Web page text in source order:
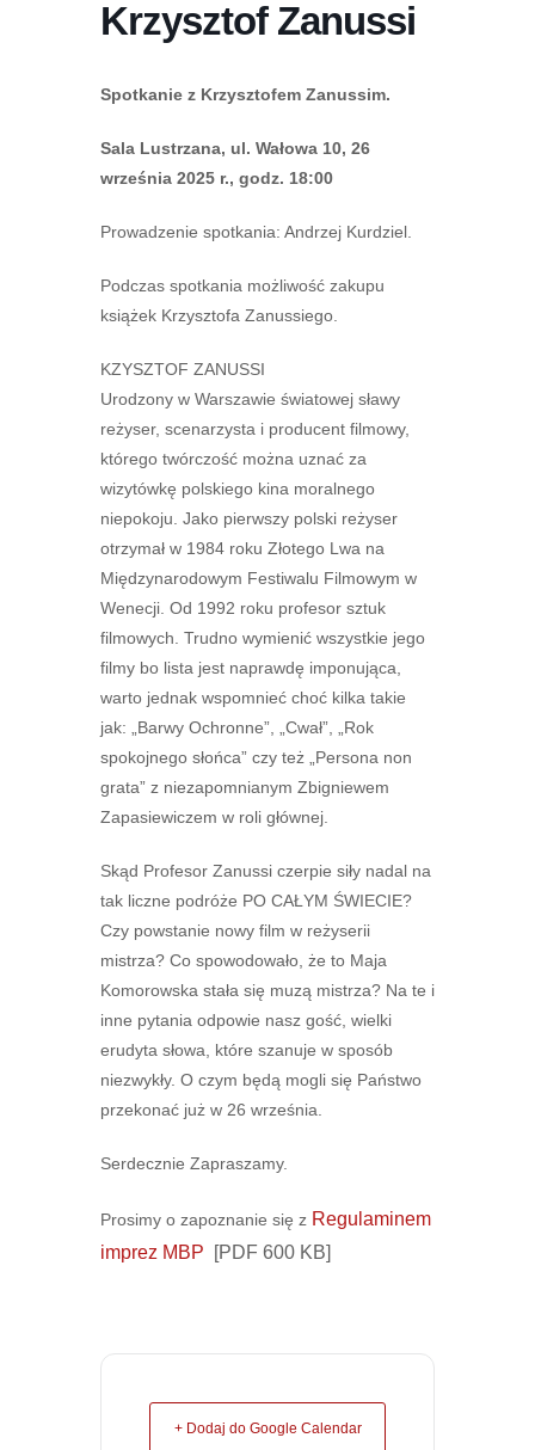
Krzysztof Zanussi
Spotkanie z Krzysztofem Zanussim.
Sala Lustrzana, ul. Wałowa 10, 26
września 2025 r., godz. 18:00
Prowadzenie spotkania: Andrzej Kurdziel.
Podczas spotkania możliwość zakupu
książek Krzysztofa Zanussiego.
KZYSZTOF ZANUSSI
Urodzony w Warszawie światowej sławy
reżyser, scenarzysta i producent filmowy,
którego twórczość można uznać za
wizytówkę polskiego kina moralnego
niepokoju. Jako pierwszy polski reżyser
otrzymał w 1984 roku Złotego Lwa na
Międzynarodowym Festiwalu Filmowym w
Wenecji. Od 1992 roku profesor sztuk
filmowych. Trudno wymienić wszystkie jego
filmy bo lista jest naprawdę imponująca,
warto jednak wspomnieć choć kilka takie
jak: „Barwy Ochronne”, „Cwał”, „Rok
spokojnego słońca” czy też „Persona non
grata” z niezapomnianym Zbigniewem
Zapasiewiczem w roli głównej.
Skąd Profesor Zanussi czerpie siły nadal na
tak liczne podróże PO CAŁYM ŚWIECIE?
Czy powstanie nowy film w reżyserii
mistrza? Co spowodowało, że to Maja
Komorowska stała się muzą mistrza? Na te i
inne pytania odpowie nasz gość, wielki
erudyta słowa, które szanuje w sposób
niezwykły. O czym będą mogli się Państwo
przekonać już w 26 września.
Serdecznie Zapraszamy.
Prosimy o zapoznanie się z Regulaminem
imprez MBP
[PDF 600 KB]
+ Dodaj do Google Calendar